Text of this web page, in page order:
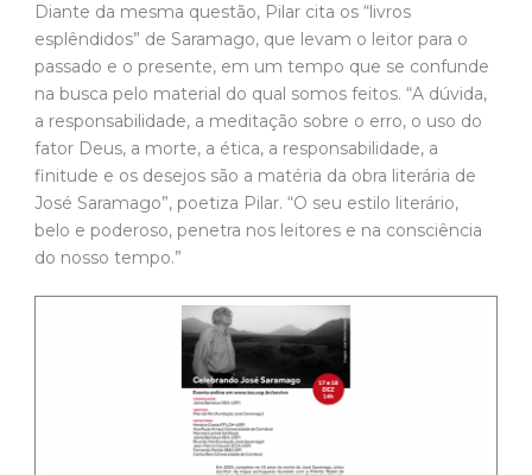
Diante da mesma questão, Pilar cita os “livros
esplêndidos” de Saramago, que levam o leitor para o
passado e o presente, em um tempo que se confunde
na busca pelo material do qual somos feitos. “A dúvida,
a responsabilidade, a meditação sobre o erro, o uso do
fator Deus, a morte, a ética, a responsabilidade, a
finitude e os desejos são a matéria da obra literária de
José Saramago”, poetiza Pilar. “O seu estilo literário,
belo e poderoso, penetra nos leitores e na consciência
do nosso tempo.”